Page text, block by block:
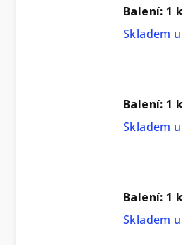
Balení: 1
Skladem
Balení: 1
Skladem
Balení: 1
Skladem